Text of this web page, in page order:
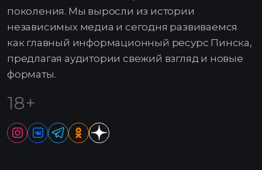
поколения. Мы выросли из истории
независимых медиа и сегодня развиваемся
как главный информационный ресурс Пинска,
предлагая аудитории свежий взгляд и новые
форматы.
18+